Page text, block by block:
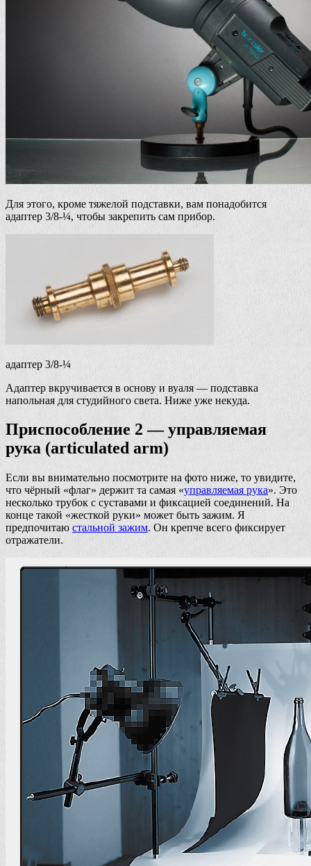
Для этого, кроме тяжелой подставки, вам понадобится
адаптер 3/8-¼, чтобы закрепить сам прибор.
адаптер 3/8-¼
Адаптер вкручивается в основу и вуаля — подставка
напольная для студийного света. Ниже уже некуда.
Приспособление 2 — управляемая
рука (articulated arm)
Если вы внимательно посмотрите на фото ниже, то увидите,
что чёрный «флаг» держит та самая «управляемая рука». Это
несколько трубок с суставами и фиксацией соединений. На
конце такой «жесткой руки» может быть зажим. Я
предпочитаю стальной зажим. Он крепче всего фиксирует
отражатели.